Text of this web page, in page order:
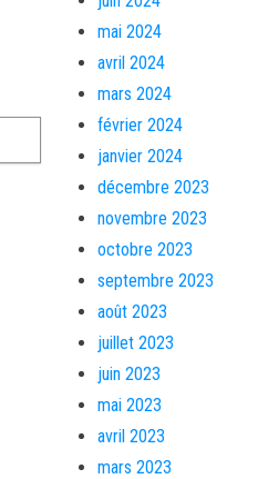
mai 2024
avril 2024
mars 2024
février 2024
janvier 2024
décembre 2023
novembre 2023
octobre 2023
septembre 2023
août 2023
juillet 2023
juin 2023
mai 2023
avril 2023
mars 2023